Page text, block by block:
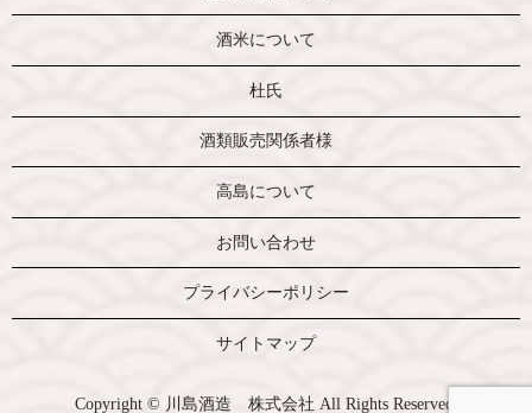
酒米について
杜氏
酒類販売関係者様
高島について
お問い合わせ
プライバシーポリシー
サイトマップ
Copyright © 川島酒造 株式会社 All Rights Reserved.